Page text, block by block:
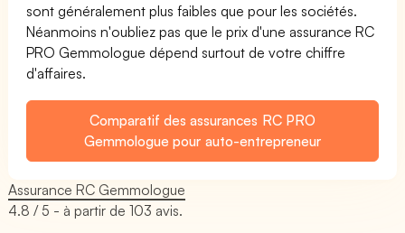
sont généralement plus faibles que pour les sociétés.
Néanmoins n'oubliez pas que le prix d'une assurance RC
PRO Gemmologue dépend surtout de votre chiffre
d'affaires.
Comparatif des assurances RC PRO
Gemmologue pour auto-entrepreneur
Assurance RC Gemmologue
4.8 / 5 - à partir de103 avis.